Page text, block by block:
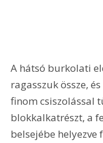
A hátsó burkolati
ragasszuk össze,
finom csiszolással
blokkalkatrészt, a
belsejébe helyezve